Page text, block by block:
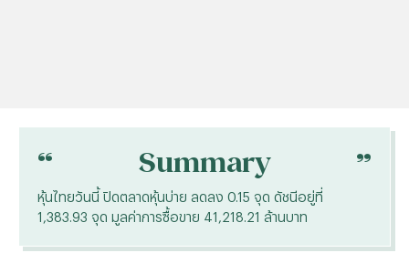
“ Summary “
หุ้นไทยวันนี้ ปิดตลาดหุ้นบ่าย ลดลง 0.15 จุด ดัชนีอยู่ที่
1,383.93 จุด มูลค่าการซื้อขาย 41,218.21 ล้านบาท